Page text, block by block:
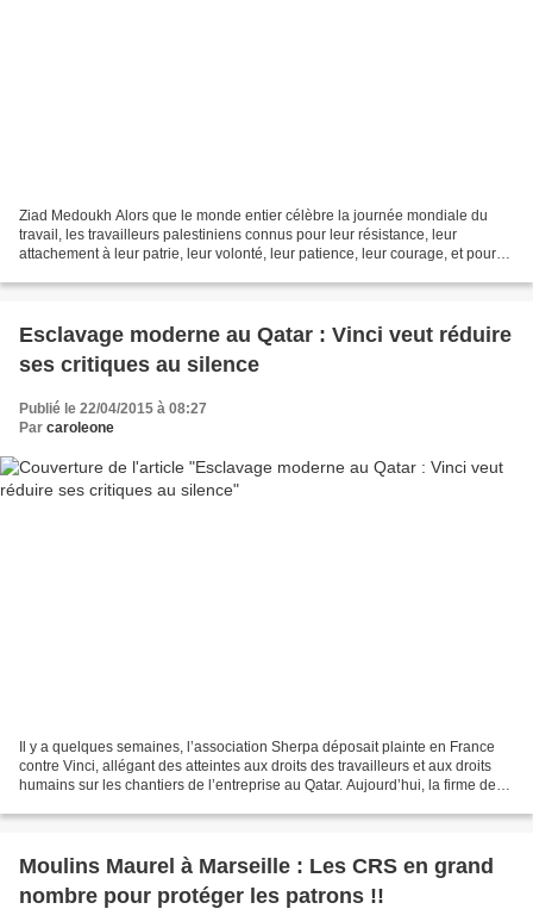
Ziad Medoukh Alors que le monde entier célèbre la journée mondiale du
travail, les travailleurs palestiniens connus pour leur résistance, leur
attachement à leur patrie, leur volonté, leur patience, leur courage, et pour
Esclavage moderne au Qatar : Vinci veut réduire
ses critiques au silence
Publié le 22/04/2015 à 08:27
Par caroleone
Il y a quelques semaines, l’association Sherpa déposait plainte en France
contre Vinci, allégant des atteintes aux droits des travailleurs et aux droits
humains sur les chantiers de l’entreprise au Qatar. Aujourd’hui, la firme de
Moulins Maurel à Marseille : Les CRS en grand
nombre pour protéger les patrons !!